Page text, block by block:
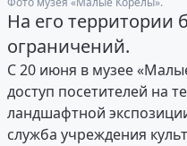
На его территории
ограничений.
С 20 июня в музее
доступ посетителей на
ландшафтной
служба учреждения